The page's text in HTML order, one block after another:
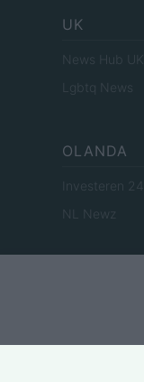
UK
News Hub UK
Lgbtq News
OLANDA
Investeren 24
NL Newz